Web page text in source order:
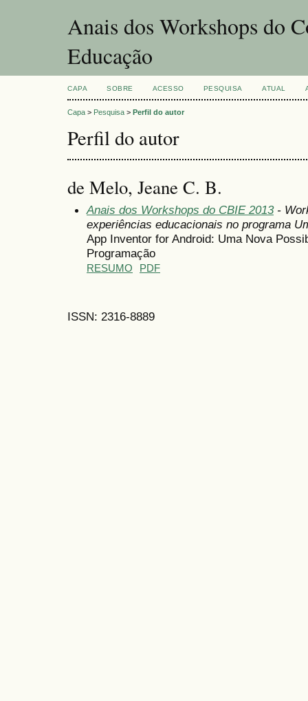
Anais dos Workshops do
Educação
CAPA SOBRE ACESSO PESQUISA ATUAL
Capa > Pesquisa > Perfil do autor
Perfil do autor
de Melo, Jeane C. B.
Anais dos Workshops do CBIE 2013-
experiências educacionais no programa
App Inventor for Android: Uma Nova
Programação
RESUMO PDF
ISSN: 2316-8889